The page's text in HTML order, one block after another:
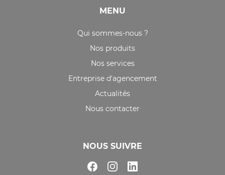
MENU
Qui sommes-nous ?
Nos produits
Nos services
Entreprise d'agencement
Actualités
Nous contacter
NOUS SUIVRE